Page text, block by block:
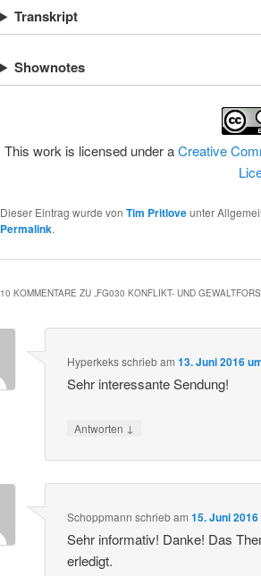
Transkript
Shownotes
This work is licensed under aCreative
Dieser Eintrag wurde von Tim Pritloveunter
Permalink.
10 KOMMENTARE ZU „FG030 KONFLIKT- UND
Hyperkeksschriebam13. Juni 2016
Sehr interessante Sendung!
Antworten ↓
Schoppmann schriebam15. Juni
Sehr informativ! Danke! Das
erledigt.